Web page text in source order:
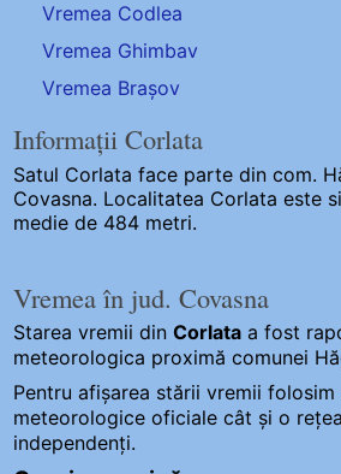
Vremea Codlea
Vremea Ghimbav
Vremea Brașov
Informații Corlata
Satul Corlata face parte din com.
Covasna. Localitatea Corlata este
medie de 484 metri.
Vremea în jud. Covasna
Starea vremii dinCorlata a fost
meteorologica proximă comunei
Pentru afișarea stării vremii
meteorologice oficiale cât și o
independenți.